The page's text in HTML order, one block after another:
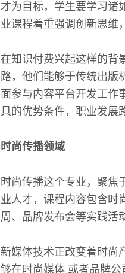
才为目标，学生要学习诸
业课程着重强调创新思维
在知识付费兴起这样的背
路，他们能够于传统出版
面参与内容平台开发工作
具的优势条件，职业发展
时尚传播领域
时尚传播这个专业，聚焦
业人才，课程内容包含时
周、品牌发布会等实践活
新媒体技术正改变着时尚
够在时尚媒体 或者品牌